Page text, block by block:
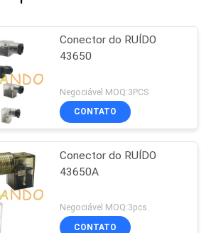
Conector do RUÍDO
43650
Negociável MOQ:3PCS
CONTATO
Conector do RUÍDO
43650A
Negociável MOQ:3pcs
CONTATO